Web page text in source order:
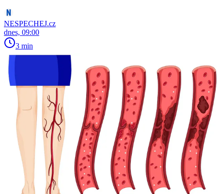
NESPECHEJ.cz
dnes, 09:00
3 min